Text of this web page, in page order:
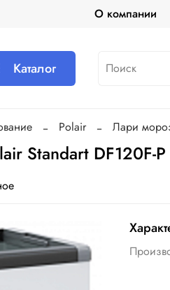
О компании
Каталог
Polair Лари
Standart DF120F-P